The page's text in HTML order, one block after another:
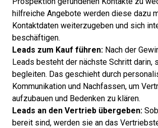
hilfreiche Angebote werden diese dazu
Kontaktdaten weiterzugeben und sich
beschäftigen.
Leads zum Kauf führen: Nach der
Leads besteht der nächste Schritt darin,
begleiten. Das geschieht durch
Kommunikation und Nachfassen, um
aufzubauen und Bedenken zu klären.
Leads an den Vertrieb übergeben:
bereit sind, werden sie an das